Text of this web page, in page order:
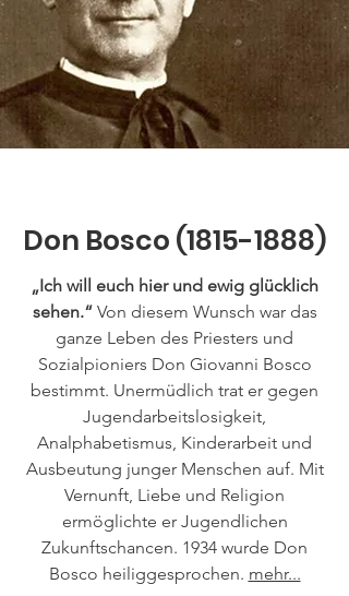
Don Bosco (1815-1888)
„Ich will euch hier und ewig glücklich
sehen.“Von diesem Wunsch war das
ganze Leben des Priesters und
Sozialpioniers Don Giovanni Bosco
bestimmt. Unermüdlich trat er gegen
Jugendarbeitslosigkeit,
Analphabetismus, Kinderarbeit und
Ausbeutung junger Menschen auf. Mit
Vernunft, Liebe und Religion
ermöglichte er Jugendlichen
Zukunftschancen. 1934 wurde Don
Bosco heiliggesprochen. mehr...